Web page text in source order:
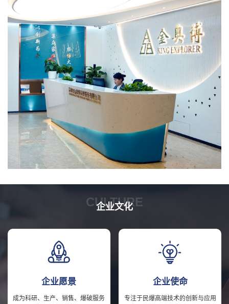
CULTURE
企业文化
企业愿景
成为科研、生产、销售、爆破服务
企业使命
专注于民爆高端技术的创新与应用